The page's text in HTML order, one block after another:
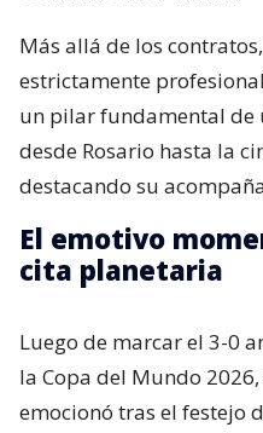
Más allá de los
estrictamente
un pilar fundamental de
desde Rosario hasta la
destacando su
El emotivo
cita planetaria
Luego de marcar el 3-0
la Copa del Mundo
emocionó tras el festejo